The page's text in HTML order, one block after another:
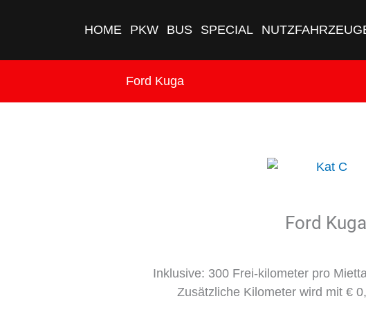
HOME PKW BUS SPECIAL
Ford Kuga
Ford Kuga
Inklusive: 300 Frei-kilometer pro
Zusätzliche Kilometer wird mit €